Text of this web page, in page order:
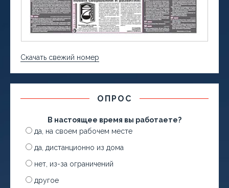
Скачать свежий номер
ОПРОС
В настоящее время вы работаете?
да, на своем рабочем месте
да, дистанционно из дома
нет, из-за ограничений
другое